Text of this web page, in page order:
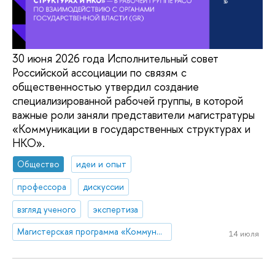
30 июня 2026 года Исполнительный совет
Российской ассоциации по связям с
общественностью утвердил создание
специализированной рабочей группы, в которой
важные роли заняли представители магистратуры
«Коммуникации в государственных структурах и
НКО».
Общество
идеи и опыт
профессора
дискуссии
взгляд ученого
экспертиза
Магистерская программа «Коммуникации в государственных структурах и НКО»
14 июля